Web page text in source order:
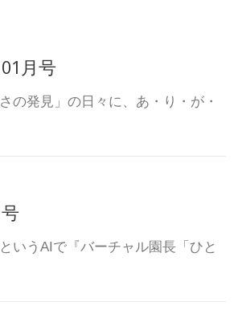
月号
の発見」の日々に、あ・り・が・
いうAIで『バーチャル園長「ひと